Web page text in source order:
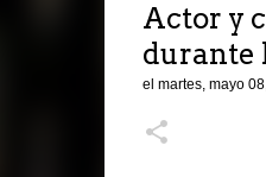
Actor y
durante
el martes, mayo